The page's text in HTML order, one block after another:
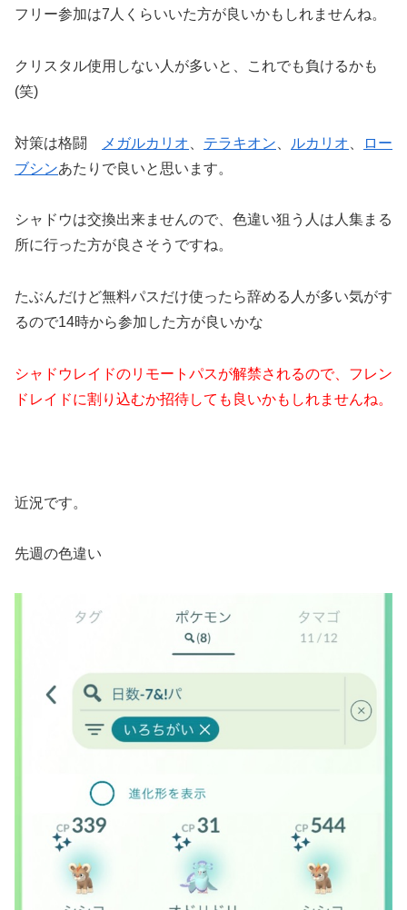
フリー参加は7人くらいいた方が良いかもしれませんね。
クリスタル使用しない人が多いと、これでも負けるかも
(笑)
対策は格闘 メガルカリオ テラキオン ルカリオ
ロー
ブシンあたりで良いと思います。
シャドウは交換出来ませんので、色違い狙う人は人集まる
所に行った方が良さそうですね。
たぶんだけど無料パスだけ使ったら辞める人が多い気がす
るので14時から参加した方が良いかな
シャドウレイドのリモートパスが解禁されるので、フレン
ドレイドに割り込むか招待しても良いかもしれませんね。
近況です。
先週の色違い